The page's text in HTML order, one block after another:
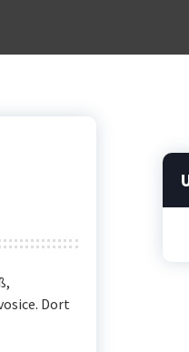
Dort